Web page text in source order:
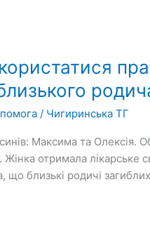
/ Чигиринська ТГ
Максима та Олексія.
отримала лікарське
що близькі родичі